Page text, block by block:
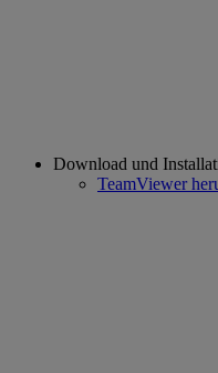
Download und
TeamViewer